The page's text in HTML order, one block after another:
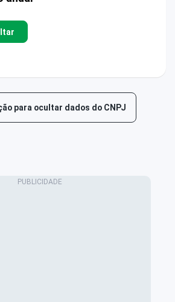
para ocultar dados do CNPJ